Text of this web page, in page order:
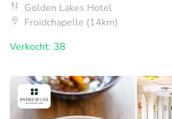
Golden Lakes Hotel
Froidchapelle (14km)
Verkocht: 38